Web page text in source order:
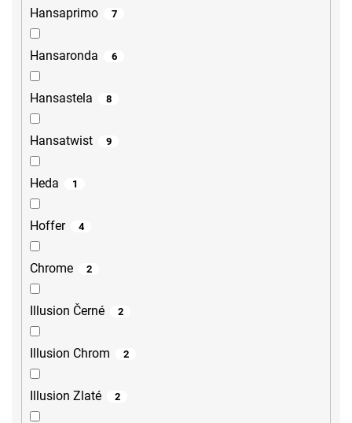
Hansaprimo 7
Hansaronda 6
Hansastela 8
Hansatwist 9
Heda 1
Hoffer 4
Chrome 2
Illusion Černé 2
Illusion Chrom 2
Illusion Zlaté 2